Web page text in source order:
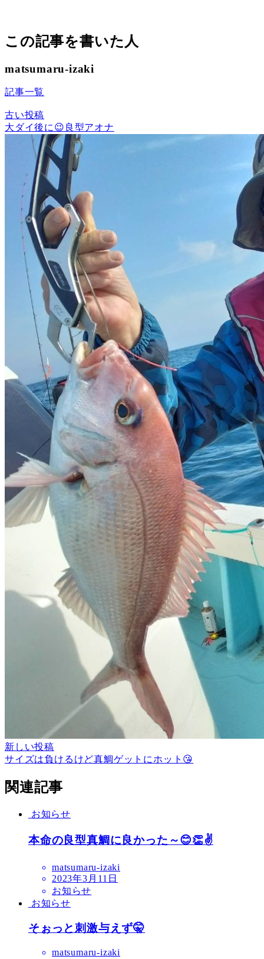
ー
この記事を書いた人
matsumaru-izaki
記事一覧
古い投稿
大ダイ後に😉良型アオナ
新しい投稿
サイズは負けるけど真鯛ゲットにホット😘
関連記事
お知らせ
本命の良型真鯛に良かった～😊👏✌️
matsumaru-izaki
2023年3月11日
お知らせ
お知らせ
そぉっと刺激与えず🤫
matsumaru-izaki